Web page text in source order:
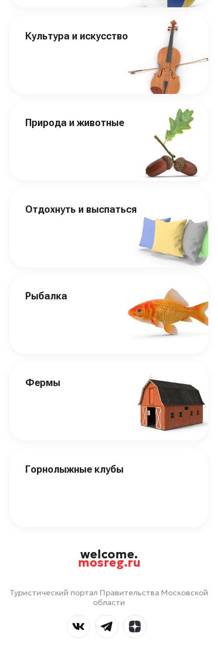
Культура и искусство
Природа и животные
Отдохнуть и выспаться
Рыбалка
Фермы
Горнолыжные клубы
welcome.
mosreg.ru
Туристический портал Правительства Московской
области